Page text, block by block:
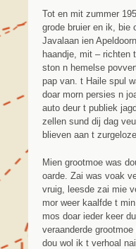
Tot en mit zummer
grode bruier en ik, bie
Javalaan ien
haandje, mit – richten
ston n hemelse
pap van. t Haile spul
doar morn persies n
auto deur t publiek
zellen sund dij dag
blieven aan t
Mien grootmoe was
oarde. Zai was voak
vruig, leesde zai mie
mor weer kaalfde t
mos doar ieder keer
veraanderde
dou wol ik t verhoal